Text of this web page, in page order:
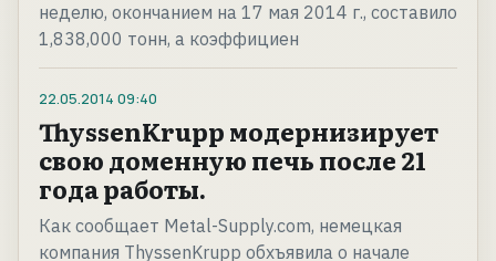
неделю, окончанием на 17 мая 2014 г., составило
1,838,000 тонн, а коэффициен
22.05.2014 09:40
ThyssenKrupp модернизирует
свою доменную печь после 21
года работы.
Как сообщает Metal-Supply.com, немецкая
компания ThyssenKrupp обхъявила о начале